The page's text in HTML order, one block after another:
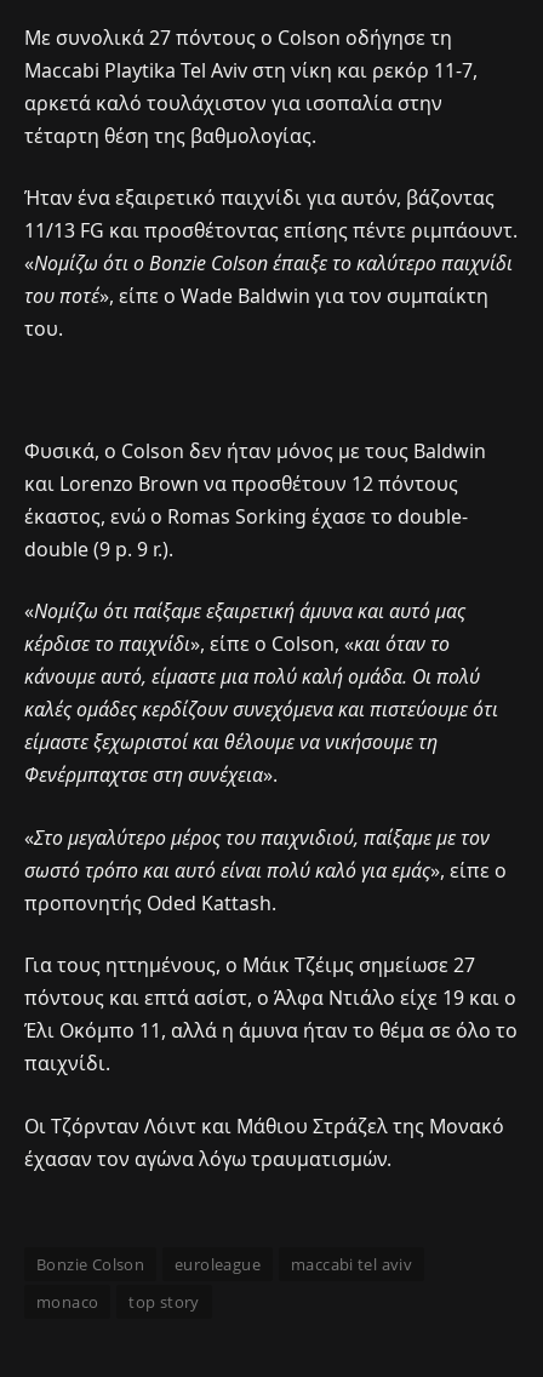
Με συνολικά 27 πόντους ο Colson οδήγησε τη
Maccabi Playtika Tel Aviv στη νίκη και ρεκόρ 11-7,
αρκετά καλό τουλάχιστον για ισοπαλία στην
τέταρτη θέση της βαθμολογίας.
Ήταν ένα εξαιρετικό παιχνίδι για αυτόν, βάζοντας
11/13 FG και προσθέτοντας επίσης πέντε ριμπάουντ.
«Νομίζω ότι ο Bonzie Colson έπαιξε το καλύτερο παιχνίδι
του ποτέ», είπε ο Wade Baldwin για τον συμπαίκτη
του.
Φυσικά, ο Colson δεν ήταν μόνος με τους Baldwin
και Lorenzo Brown να προσθέτουν 12 πόντους
έκαστος, ενώ ο Romas Sorking έχασε το double-
double (9 p. 9 r.).
«Νομίζω ότι παίξαμε εξαιρετική άμυνα και αυτό μας
κέρδισε το παιχνίδι», είπε ο Colson, «και όταν το
κάνουμε αυτό, είμαστε μια πολύ καλή ομάδα. Οι πολύ
καλές ομάδες κερδίζουν συνεχόμενα και πιστεύουμε ότι
είμαστε ξεχωριστοί και θέλουμε να νικήσουμε τη
Φενέρμπαχτσε στη συνέχεια».
«Στο μεγαλύτερο μέρος του παιχνιδιού, παίξαμε με τον
σωστό τρόπο και αυτό είναι πολύ καλό για εμάς», είπε ο
προπονητής Oded Kattash.
Για τους ηττημένους, ο Μάικ Τζέιμς σημείωσε 27
πόντους και επτά ασίστ, ο Άλφα Ντιάλο είχε 19 και ο
Έλι Οκόμπο 11, αλλά η άμυνα ήταν το θέμα σε όλο το
παιχνίδι.
Οι Τζόρνταν Λόιντ και Μάθιου Στράζελ της Μονακό
έχασαν τον αγώνα λόγω τραυματισμών.
Bonzie Colson euroleague
maccabi tel aviv
monaco
top story